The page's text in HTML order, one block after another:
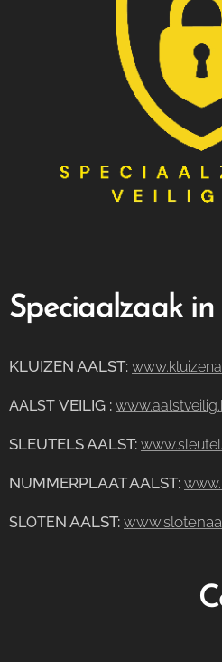
Speciaalzaak
KLUIZEN AALST:
AALST VEILIG :
SLEUTELS AALST:
NUMMERPLAAT AALST:
SLOTEN AALST: